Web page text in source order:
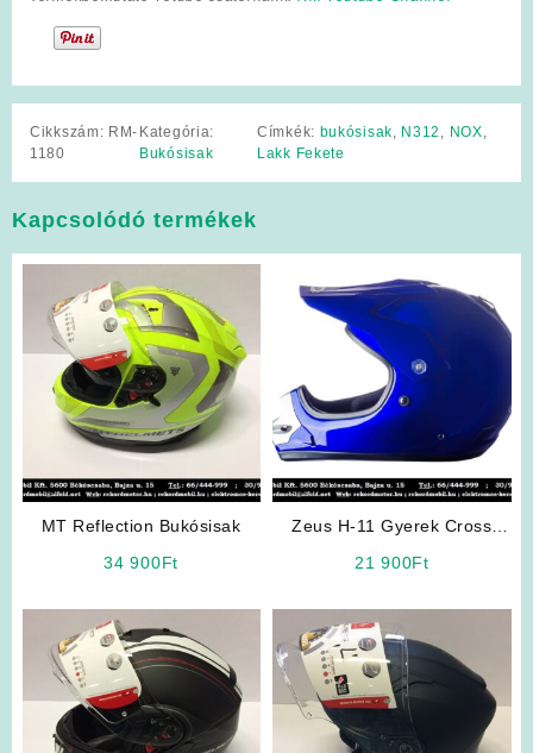
Cikkszám: RM-
1180
Kategória:
Bukósisak
Címkék: bukósisak, N312 , NOX,
Lakk Fekete
Kapcsolódó termékek
MT Reflection Bukósisak
34 900Ft
Zeus H-11 Gyerek Cross
21 900Ft